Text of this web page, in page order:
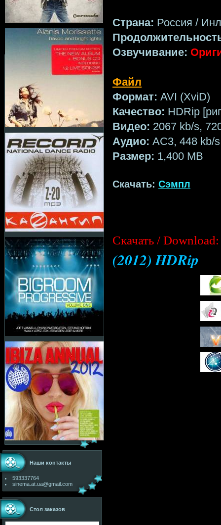
Наши контакты
593337764
sinema.at.ua@gmail.com
Стол заказов
Страна: Россия /
Озвучивание:
Файл
Формат: AVI (XviD)
Качество: HDRip
Видео: 2067 kb/s,
Аудио: AC3, 448 kb/
Размер: 1,400 MB
Скачать: Сэмпл
Cкачать / Download:
(2012) HDRip